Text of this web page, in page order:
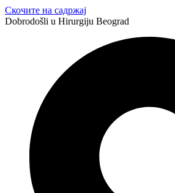
Скочите на садржај
Dobrodošli u Hirurgiju Beograd